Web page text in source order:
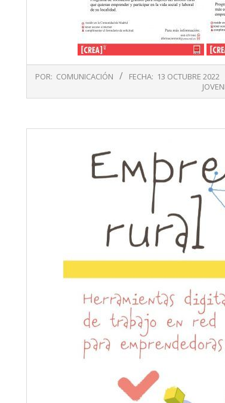
10-
13
POR: COMUNICACIÓN FECHA: 13 OCTUBRE 2022